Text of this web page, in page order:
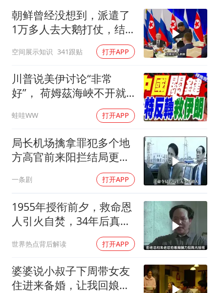
多地要求领导干部带头休假
吉林一“温度计大楼”读数爆表
东方甄选被判赔偿江小白30万元
奋进开新局 实干挑大梁
朝鲜曾经没想到，派遣了
1万多人去大鹅打仗，结
空间展示知识 341跟贴 打开APP
川普说美伊讨论“非常
好”， 荷姆茲海峽不开就
出重拳｜帅化民.孙大千.
谢寒冰｜辣晚报20260805
蛙哇WW 打开APP
局长机场擒拿罪犯多个地
方高官前来阳拦结局更引
一条剧 打开APP
1955年授衔前夕，救命恩
人引火自焚，34年后真相
世界热点背后解读 打开APP
婆婆说小叔子下周带女友
住进来备婚，让我回娘家